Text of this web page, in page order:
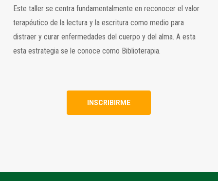
Este taller se centra fundamentalmente en reconocer el valor
terapéutico de la lectura y la escritura como medio para
distraer y curar enfermedades del cuerpo y del alma. A esta
esta estrategia se le conoce como Biblioterapia.
INSCRIBIRME